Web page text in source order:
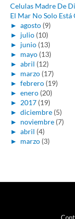
Celulas Madre De
El Mar No Solo
► agosto (9)
► julio (10)
► junio (13)
► mayo (13)
► abril (12)
► marzo (17)
► febrero (19)
► enero (20)
► 2017 (19)
► diciembre (5)
► noviembre (7)
► abril (4)
► marzo (3)